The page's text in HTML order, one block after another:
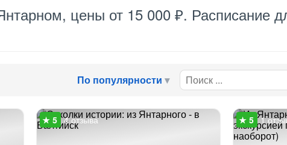
цены от 15 000 ₽. Расписание
По популярности
4 отзыва 1